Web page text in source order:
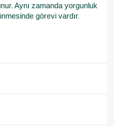
Aynı zamanda yorgunluk
görevi vardır.